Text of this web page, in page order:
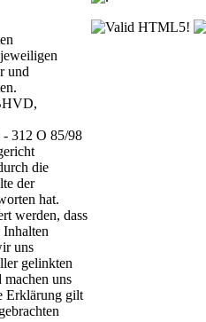
und
312 O 85/98
die
der
hat.
werden, dass
uns
gelinkten
machen uns
Erklärung gilt